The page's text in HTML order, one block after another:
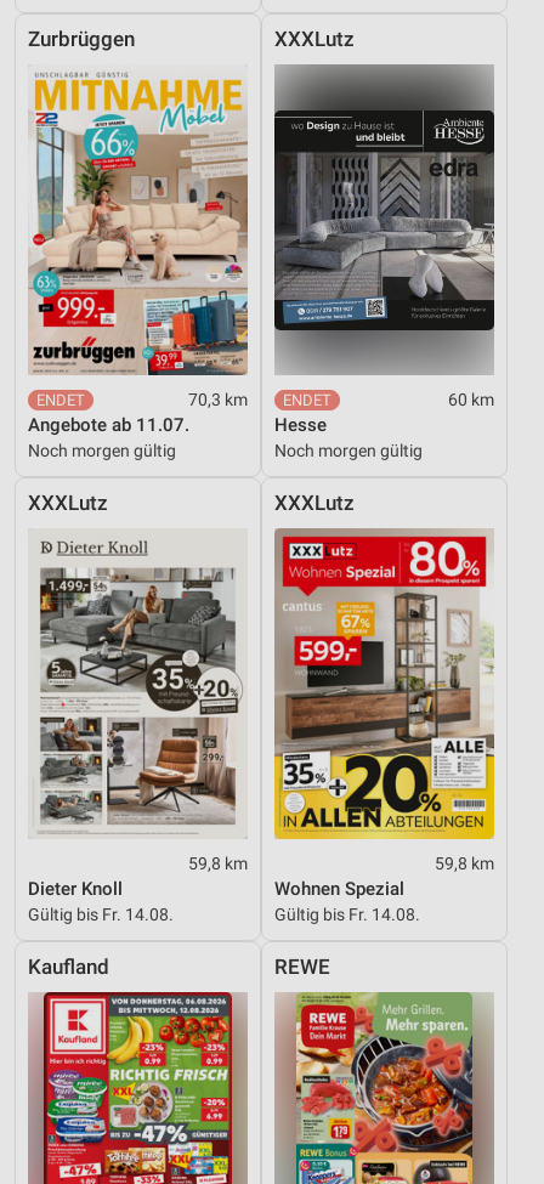
Zurbrüggen
70,3 km
Angebote ab 11.07.
Noch morgen gültig
XXXLutz
60 km
Hesse
Noch morgen gültig
XXXLutz
59,8 km
Dieter Knoll
Gültig bis Fr. 14.08.
XXXLutz
59,8 km
Wohnen Spezial
Gültig bis Fr. 14.08.
Kaufland REWE